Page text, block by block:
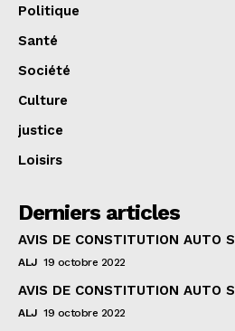
Politique
Santé
Société
Culture
justice
Loisirs
Derniers articles
AVIS DE CONSTITUTION AUTO
ALJ 19 octobre 2022
AVIS DE CONSTITUTION AUTO
ALJ 19 octobre 2022